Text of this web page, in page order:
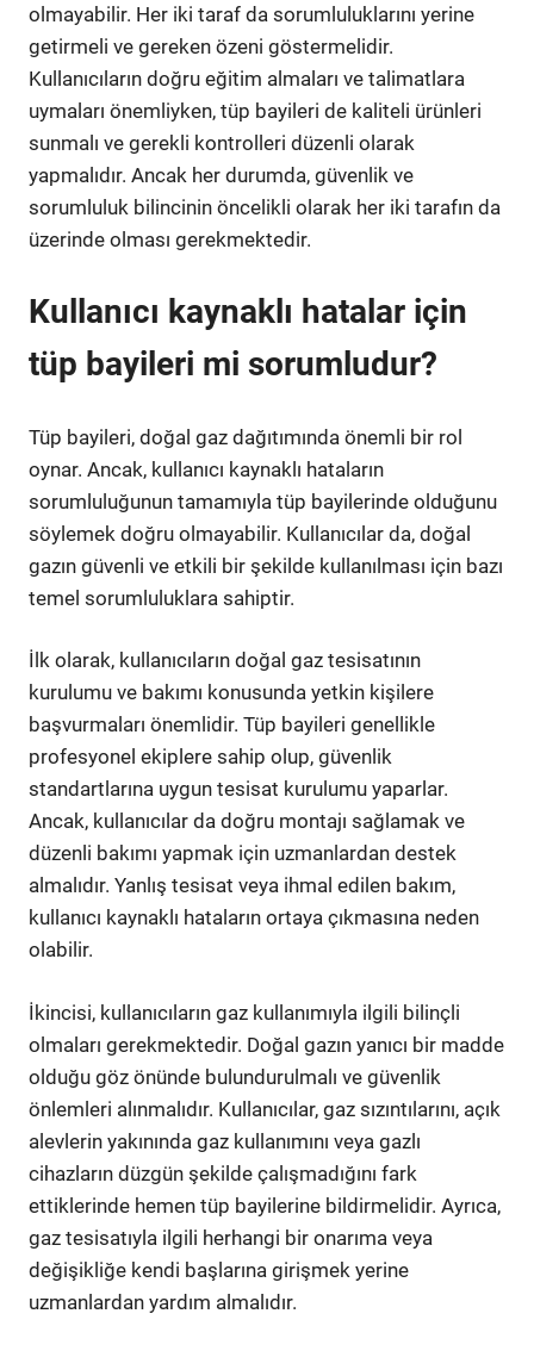
olmayabilir. Her iki taraf da sorumluluklarını yerine
getirmeli ve gereken özeni göstermelidir.
Kullanıcıların doğru eğitim almaları ve talimatlara
uymaları önemliyken, tüp bayileri de kaliteli ürünleri
sunmalı ve gerekli kontrolleri düzenli olarak
yapmalıdır. Ancak her durumda, güvenlik ve
sorumluluk bilincinin öncelikli olarak her iki tarafın da
üzerinde olması gerekmektedir.
Kullanıcı kaynaklı hatalar için
tüp bayileri mi sorumludur?
Tüp bayileri, doğal gaz dağıtımında önemli bir rol
oynar. Ancak, kullanıcı kaynaklı hataların
sorumluluğunun tamamıyla tüp bayilerinde olduğunu
söylemek doğru olmayabilir. Kullanıcılar da, doğal
gazın güvenli ve etkili bir şekilde kullanılması için bazı
temel sorumluluklara sahiptir.
İlk olarak, kullanıcıların doğal gaz tesisatının
kurulumu ve bakımı konusunda yetkin kişilere
başvurmaları önemlidir. Tüp bayileri genellikle
profesyonel ekiplere sahip olup, güvenlik
standartlarına uygun tesisat kurulumu yaparlar.
Ancak, kullanıcılar da doğru montajı sağlamak ve
düzenli bakımı yapmak için uzmanlardan destek
almalıdır. Yanlış tesisat veya ihmal edilen bakım,
kullanıcı kaynaklı hataların ortaya çıkmasına neden
olabilir.
İkincisi, kullanıcıların gaz kullanımıyla ilgili bilinçli
olmaları gerekmektedir. Doğal gazın yanıcı bir madde
olduğu göz önünde bulundurulmalı ve güvenlik
önlemleri alınmalıdır. Kullanıcılar, gaz sızıntılarını, açık
alevlerin yakınında gaz kullanımını veya gazlı
cihazların düzgün şekilde çalışmadığını fark
ettiklerinde hemen tüp bayilerine bildirmelidir. Ayrıca,
gaz tesisatıyla ilgili herhangi bir onarıma veya
değişikliğe kendi başlarına girişmek yerine
uzmanlardan yardım almalıdır.